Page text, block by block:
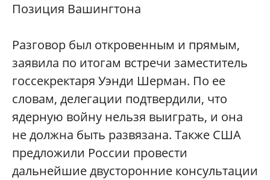
Позиция Вашингтона
Разговор был откровенным и прямым,
заявила по итогам встречи заместитель
госсекректаря Уэнди Шерман. По ее
словам, делегации подтвердили, что
ядерную войну нельзя выиграть, и она
не должна быть развязана. Также США
предложили России провести
дальнейшие двусторонние консультации